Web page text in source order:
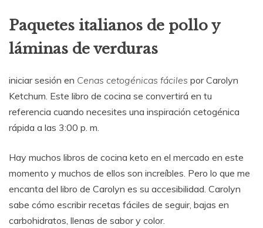
Paquetes italianos de pollo y
láminas de verduras
iniciar sesión en Cenas cetogénicas fáciles por Carolyn
Ketchum. Este libro de cocina se convertirá en tu
referencia cuando necesites una inspiración cetogénica
rápida a las 3:00 p. m.
Hay muchos libros de cocina keto en el mercado en este
momento y muchos de ellos son increíbles. Pero lo que me
encanta del libro de Carolyn es su accesibilidad. Carolyn
sabe cómo escribir recetas fáciles de seguir, bajas en
carbohidratos, llenas de sabor y color.